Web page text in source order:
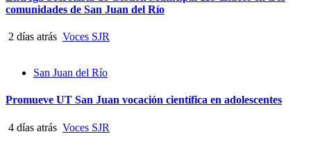
comunidades de San Juan del Río
2 días atrás Voces SJR
San Juan del Río
Promueve UT San Juan vocación científica en adolescentes
4 días atrás Voces SJR